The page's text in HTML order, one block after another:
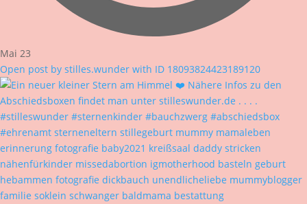
Mai 23
Open post by stilles.wunder with ID 18093824423189120